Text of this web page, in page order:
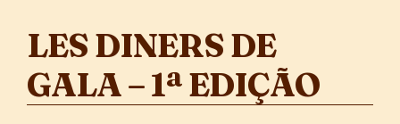
LES DINERS DE
GALA – 1ª EDIÇÃO